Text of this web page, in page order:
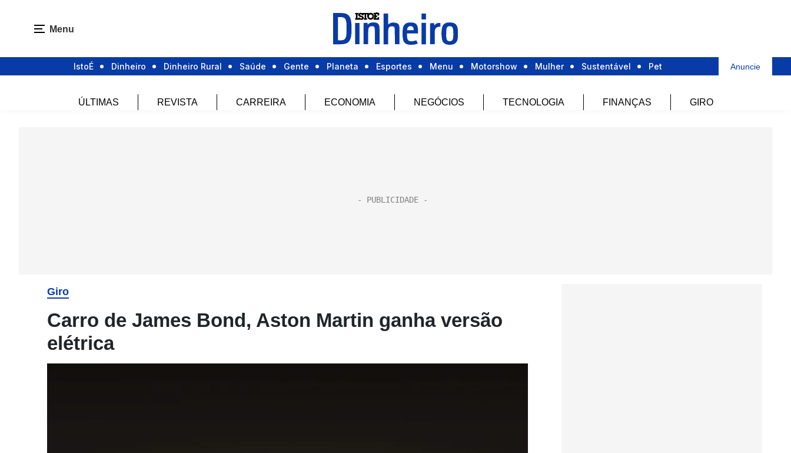
Menu
IstoÉ Dinheiro Dinheiro Rural Saúde Gente Planeta Esportes Menu Motorshow Mulher Sustentável Pet Anuncie
ÚLTIMAS REVISTA CARREIRA ECONOMIA NEGÓCIOS TECNOLOGIA FINANÇAS GIRO
Giro
Carro de James Bond, Aston Martin ganha versão
elétrica